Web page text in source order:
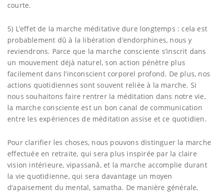
courte.
5) L’effet de la marche méditative dure longtemps : cela est
probablement dû à la libération d’endorphines, nous y
reviendrons. Parce que la marche consciente s’inscrit dans
un mouvement déjà naturel, son action pénètre plus
facilement dans l’inconscient corporel profond. De plus, nos
actions quotidiennes sont souvent reliée à la marche. Si
nous souhaitons faire rentrer la méditation dans notre vie,
la marche consciente est un bon canal de communication
entre les expériences de méditation assise et ce quotidien.
Pour clarifier les choses, nous pouvons distinguer la marche
effectuée en retraite, qui sera plus inspirée par la claire
vision intérieure, vipassanâ, et la marche accomplie durant
la vie quotidienne, qui sera davantage un moyen
d’apaisement du mental, samatha. De manière générale,